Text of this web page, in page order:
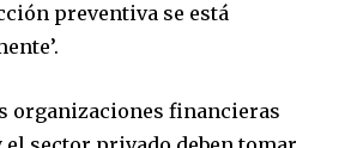
preventiva se está
organizaciones financieras